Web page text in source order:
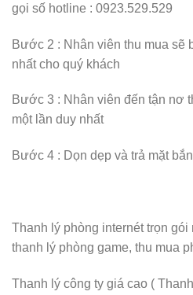
gọi số hotline : 0923.529.529
Bước 2 : Nhân viên thu mua sẽ
nhất cho quý khách
Bước 3 : Nhân viên đến tận nơ
một lần duy nhất
Bước 4 : Dọn dẹp và trả mặt
Thanh lý phòng internét trọn gói
thanh lý phòng game, thu mua
Thanh lý công ty giá cao (